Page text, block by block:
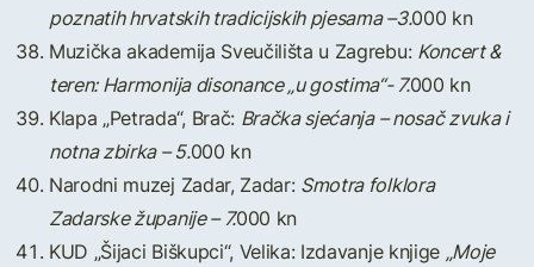
poznatih hrvatskih tradicijskih pjesama –3.000 kn
Muzička akademija Sveučilišta u Zagrebu: Koncert &
teren: Harmonija disonance „u gostima“- 7.000 kn
Klapa „Petrada“, Brač: Bračka sjećanja – nosač zvuka i
notna zbirka – 5.000 kn
Narodni muzej Zadar, Zadar: Smotra folklora
Zadarske županije – 7.000 kn
KUD „Šijaci Biškupci“, Velika: Izdavanje knjige „Moje